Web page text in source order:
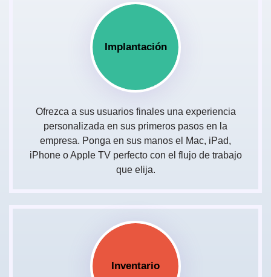
Implantación
Ofrezca a sus usuarios finales una experiencia
personalizada en sus primeros pasos en la
empresa. Ponga en sus manos el Mac, iPad,
iPhone o Apple TV perfecto con el flujo de trabajo
que elija.
Inventario